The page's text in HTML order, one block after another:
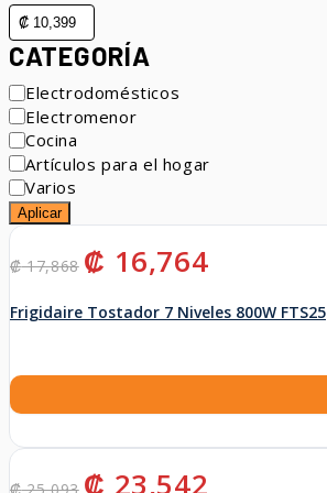
CATEGORÍA
Categoría
Electrodomésticos
Electromenor
Cocina
Artículos para el hogar
Varios
Aplicar
₡17,868
El
precio
era:
₡ 16,764precio
es:
Frigidaire Tostador 7 Niveles 800W FTS25
₡25,093
El
₡ 23,542